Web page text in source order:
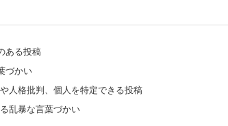
ある投稿
づかい
人格批判、個人を特定できる投稿
乱暴な言葉づかい